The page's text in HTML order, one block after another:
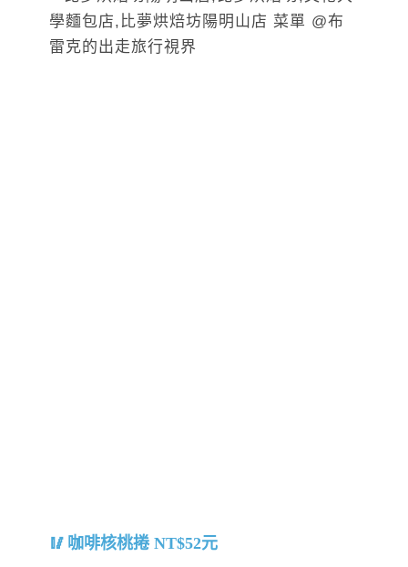
咖啡核桃捲 NT$52元